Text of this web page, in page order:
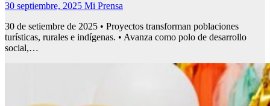
30 septiembre, 2025 Mi Prensa
30 de setiembre de 2025 • Proyectos transforman poblaciones
turísticas, rurales e indígenas. • Avanza como polo de desarrollo
social,…